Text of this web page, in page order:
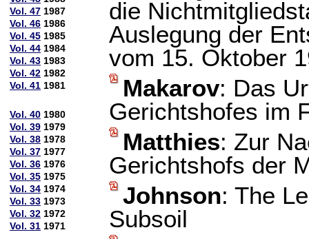
Vol. 47 1987
Vol. 46 1986
Vol. 45 1985
Vol. 44 1984
Vol. 43 1983
Vol. 42 1982
Vol. 41 1981
Vol. 40 1980
Vol. 39 1979
Vol. 38 1978
Vol. 37 1977
Vol. 36 1976
Vol. 35 1975
Vol. 34 1974
Vol. 33 1973
Vol. 32 1972
Vol. 31 1971
die
Auslegung der
vom 15. Oktober
Makarov: Das
Gerichtshofes im
Matthies: Zur
Gerichtshofs der
Johnson: The
Subsoil